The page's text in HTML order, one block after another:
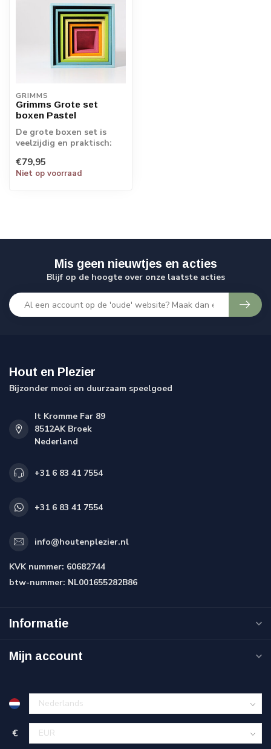
GRIMMS
Grimms Grote set
boxen Pastel
De grote boxen set is
veelzijdig en praktisch:
om te s...
€79,95
Niet op voorraad
Mis geen nieuwtjes en acties
Blijf op de hoogte over onze laatste acties
Hout en Plezier
Bijzonder mooi en duurzaam speelgoed
It Kromme Far 89
8512AK Broek
Nederland
+31 6 83 41 7554
+31 6 83 41 7554
info@houtenplezier.nl
KVK nummer: 60682744
btw-nummer: NL001655282B86
Informatie
Mijn account
€